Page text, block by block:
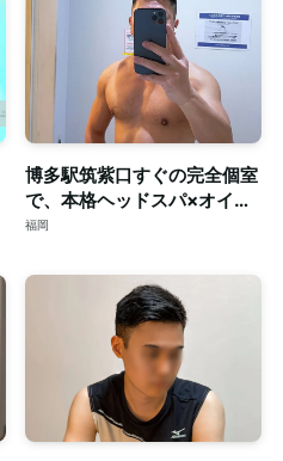
博多駅筑紫口すぐの完全個室
で、本格ヘッドスパ×オイル
マッサージ。ご予約はDMで
福岡